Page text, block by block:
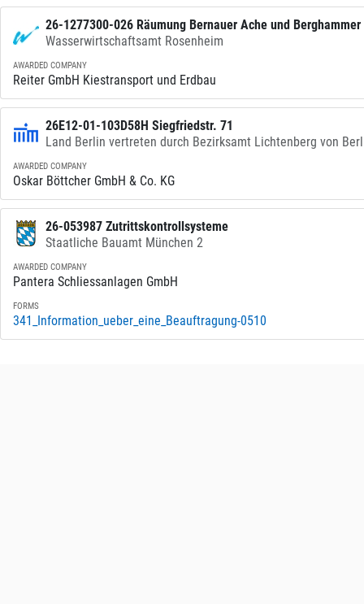
26-1277300-026 Räumung Bernauer Ache und Berghammer
Wasserwirtschaftsamt Rosenheim
AWARDED COMPANY
Reiter GmbH Kiestransport und Erdbau
26E12-01-103D58H Siegfriedstr. 71
Land Berlin vertreten durch Bezirksamt Lichtenberg von
AWARDED COMPANY
Oskar Böttcher GmbH & Co. KG
26-053987 Zutrittskontrollsysteme
Staatliche Bauamt München 2
AWARDED COMPANY
Pantera Schliessanlagen GmbH
FORMS
341_Information_ueber_eine_Beauftragung-0510